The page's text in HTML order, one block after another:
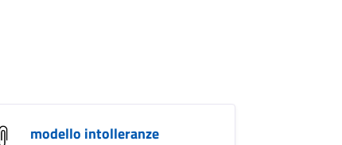
modello intolleranze